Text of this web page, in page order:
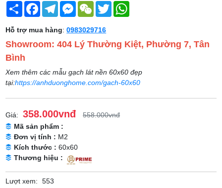
Share FacebookTelegramMessenger
WeChatTwitter
Hỗ trợ mua hàng:0983029716
Showroom: 404 Lý Thường Kiệt, Phường 7, Tân
Bình
Xem thêm các mẫu gạch lát nền 60x60 đẹp
tại:https://anhduonghome.com/gach-60x60
Giá: 358.000vnđ
558.000vnđ
Mã sản phẩm :
Đơn vị tính : M2
Kích thước :60x60
Thương hiệu :
Lượt xem: 553